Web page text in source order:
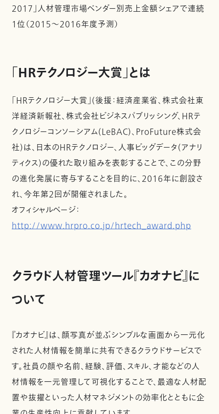
2017」人材管理市場ベンダー別売上金額シェアで連続
1位（2015～2016年度予測）
「HRテクノロジー大賞」とは
「HRテクノロジー大賞」(後援：経済産業省、株式会社東
洋経済新報社、株式会社ビジネスパブリッシング、HRテ
クノロジーコンソーシアム(LeBAC)、ProFuture株式会
社)は、日本のHRテクノロジー、人事ビッグデータ(アナリ
ティクス)の優れた取り組みを表彰することで、この分野
の進化発展に寄与することを目的に、2016年に創設さ
れ、今年第2回が開催されました。
オフィシャルページ：
http://www.hrpro.co.jp/hrtech_award.php
クラウド人材管理ツール『カオナビ』に
ついて
『カオナビ』は、顔写真が並ぶシンプルな画面から一元化
された人材情報を簡単に共有できるクラウドサービスで
す。社員の顔や名前、経験、評価、スキル、才能などの人
材情報を一元管理して可視化することで、最適な人材配
置や抜擢といった人材マネジメントの効率化とともに企